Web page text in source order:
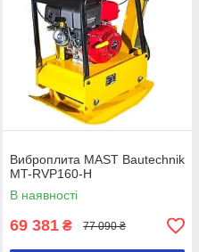
Виброплита MAST Bautechnik
MT-RVP160-H
В наявності
69 381 ₴ 77 090 ₴